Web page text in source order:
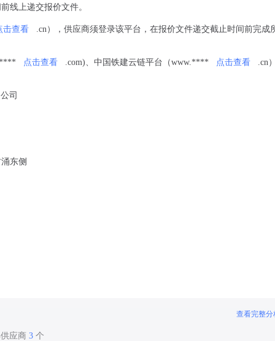
线上递交报价文件。
击查看 .cn），供应商须登录该平台，在报价文件递交截止时间前完成
点击查看 .com)、中国铁建云链平台（www.**** 点击查看 .cn
公司
东侧
查看完整分
应商 3 个